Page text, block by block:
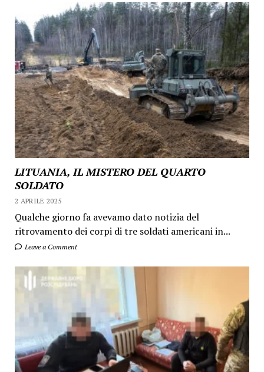
LITUANIA, IL MISTERO DEL QUARTO
SOLDATO
2 APRILE 2025
Qualche giorno fa avevamo dato notizia del
ritrovamento dei corpi di tre soldati americani in...
Leave a Comment